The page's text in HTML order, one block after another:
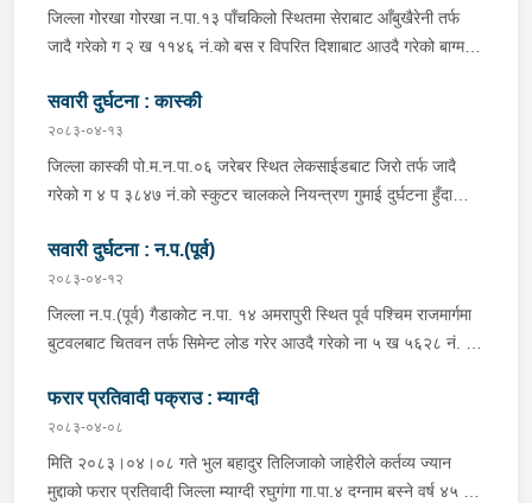
क्रममा निज अमन पौडेलको साथबाट र स्कुटरको डिक्की भित्रबाट गरी
प्रतिबन्धित लागुऔषध फेनारागन ११ एम्पुल, डाइजेपाम ११ एम्पुल, नुर्फिन ११
भइरहेको ।
जिल्ला गोरखा गोरखा न.पा.१३ पाँचकिलो स्थितमा सेराबाट आँबुखैरेनी तर्फ
जादै गरेको ग २ ख ११४६ नं.को बस र विपरित दिशाबाट आउदै गरेको बाग्मती
जिल्ला गोरखा सहिदलखन गा.पा.१ बक्राङ बस्ने वर्ष ३४ को विवश वि.क,
सवार वर्ष २७ को शंकर बिश्वकर्मा, शंकर वि.क को छोरी १५ महिनाकी प्रभा
विश्वकर्मा, बस चालक जिल्ला गोरखा पालुङटार न.पा.६ बस्ने वर्ष ३० को
मिलन गुरुङ. गोरखा न.पा.१३ देउराली बस्ने वर्ष ४२ को कृष्णा राम नराल
पठाएको ।
सवारी दुर्घटना : कास्की
२०८३-०४-१३
जिल्ला कास्की पो.म.न.पा.०६ जरेबर स्थित लेकसाईडबाट जिरो तर्फ जादै
गरेको ग ४ प ३८४७ नं.को स्कुटर चालकले नियन्त्रण गुमाई दुर्घटना हुँदा
अर्चलबोट बस्ने बर्ष २४ कि शान्ति नेपाली घाईते भई उपचारको लागि G.M.C
अस्पताल पठाइएको ।
सवारी दुर्घटना : न.प.(पूर्व)
२०८३-०४-१२
जिल्ला न.प.(पूर्व) गैडाकोट न.पा. १४ अमरापुरी स्थित पूर्व पश्चिम राजमार्गमा
बुटवलबाट चितवन तर्फ सिमेन्ट लोड गरेर आउदै गरेको ना ५ ख ५६२८ नं. को
प ८९४३ नं. को मोटरसाइकल एक आपसमा ठक्कर खाई दुर्घटना हुँदा
मोटरसाइकल चालक जिल्ला मोरङ बिराटनगर म.न.पा. वडा न. १३ बस्ने बर्ष
३० को अभिषेक कुमार पण्डित घाईते भई उपचारको लागी एलआईभ अस्पताल
चितवन पठाएको, मोटरसाइकल,ट्रक र ट्रक चालक जिल्ला न.प.पुर्व देवचुली
फरार प्रतिवादी पक्राउ : म्याग्दी
२०८३-०४-०८
मिति २०८३।०४।०८ गते भुल बहादुर तिलिजाको जाहेरीले कर्तव्य ज्यान
मुद्दाको फरार प्रतिवादी जिल्ला म्याग्दी रघुगंगा गा.पा.४ दग्नाम बस्ने वर्ष ४५ को